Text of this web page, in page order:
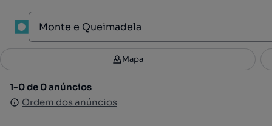
Filtros 3
1-0 de 0 anúncios
Ordem dos anúncios
Mapa
1-0 de 0 anúncios
Ordem dos anúncios